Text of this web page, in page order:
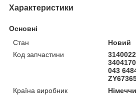
Характеристики
Основні
Стан
Новий
Код запчастини
043
Країна виробник